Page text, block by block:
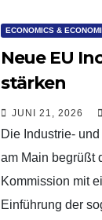
ECONOMICS &
Neue EU
stärken
JUNI 21, 2026
Die Industrie-
am Main begrüßt
Kommission mit
Einführung der